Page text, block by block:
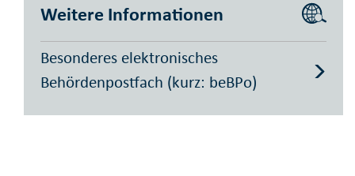
Weitere Informationen
Besonderes elektronisches
Behördenpostfach (kurz: beBPo)